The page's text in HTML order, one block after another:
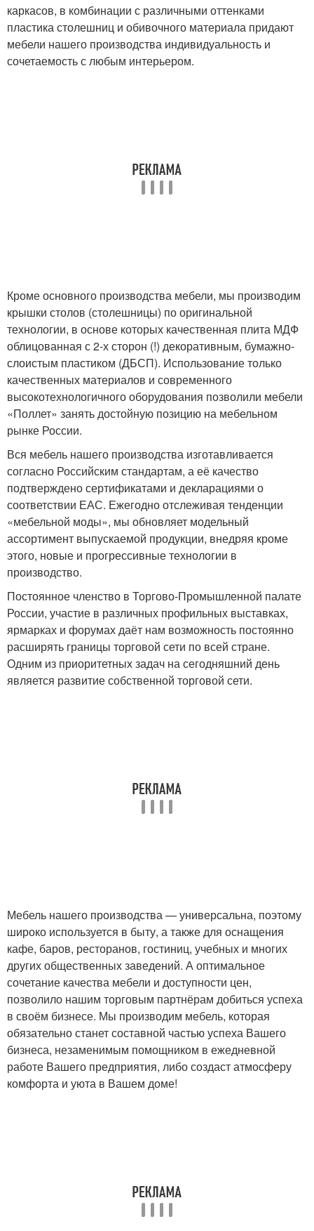
каркасов, в комбинации с различными оттенками
пластика столешниц и обивочного материала придают
мебели нашего производства индивидуальность и
сочетаемость с любым интерьером.
Кроме основного производства мебели, мы производим
крышки столов (столешницы) по оригинальной
технологии, в основе которых качественная плита МДФ
облицованная с 2-х сторон (!) декоративным, бумажно-
слоистым пластиком (ДБСП). Использование только
качественных материалов и современного
высокотехнологичного оборудования позволили мебели
«Поллет» занять достойную позицию на мебельном
рынке России.
Вся мебель нашего производства изготавливается
согласно Российским стандартам, а её качество
подтверждено сертификатами и декларациями о
соответствии ЕАС. Ежегодно отслеживая тенденции
«мебельной моды», мы обновляет модельный
ассортимент выпускаемой продукции, внедряя кроме
этого, новые и прогрессивные технологии в
производство.
Постоянное членство в Торгово-Промышленной палате
России, участие в различных профильных выставках,
ярмарках и форумах даёт нам возможность постоянно
расширять границы торговой сети по всей стране.
Одним из приоритетных задач на сегодняшний день
является развитие собственной торговой сети.
Мебель нашего производства — универсальна, поэтому
широко используется в быту, а также для оснащения
кафе, баров, ресторанов, гостиниц, учебных и многих
других общественных заведений. А оптимальное
сочетание качества мебели и доступности цен,
позволило нашим торговым партнёрам добиться успеха
в своём бизнесе. Мы производим мебель, которая
обязательно станет составной частью успеха Вашего
бизнеса, незаменимым помощником в ежедневной
работе Вашего предприятия, либо создаст атмосферу
комфорта и уюта в Вашем доме!